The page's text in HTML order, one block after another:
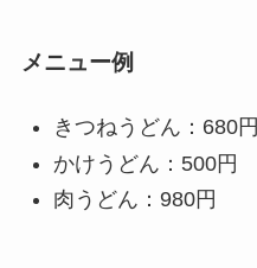
メニュー例
きつねうどん：680円
かけうどん：500円
肉うどん：980円